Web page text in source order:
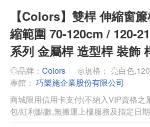
【Colors】雙桿 伸縮窗
縮範圍 70-120cm / 120-
系列 金屬桿 造型桿 裝飾
◎品牌： Colors ◎規格： 亮白色
專館： 巧樂施企業股份有限公司
商城限用信用卡支付(不納入VIP資格之
包/紅利點數,無搬運上樓服務及指定日